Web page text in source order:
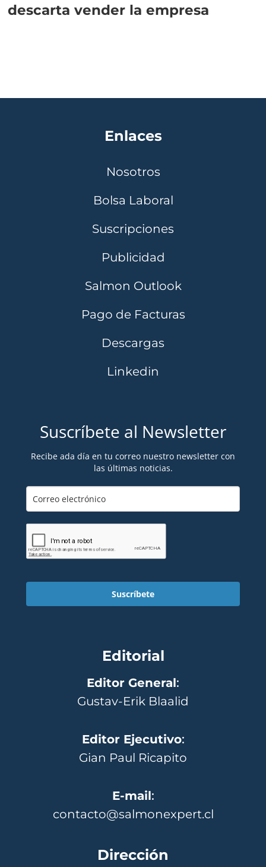
descarta vender la empresa
Enlaces
Nosotros
Bolsa Laboral
Suscripciones
Publicidad
Salmon Outlook
Pago de Facturas
Descargas
Linkedin
Suscríbete al Newsletter
Recibe ada día en tu correo nuestro newsletter con
las últimas noticias.
Suscríbete
Editorial
Editor General:
Gustav-Erik Blaalid
Editor Ejecutivo:
Gian Paul Ricapito
E-mail:
contacto@salmonexpert.cl
Dirección